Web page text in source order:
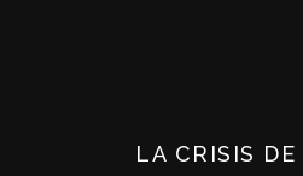
LA CRISIS